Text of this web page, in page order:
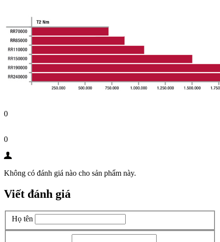
0
0
Không có đánh giá nào cho sản phẩm này.
Viết đánh giá
Họ tên